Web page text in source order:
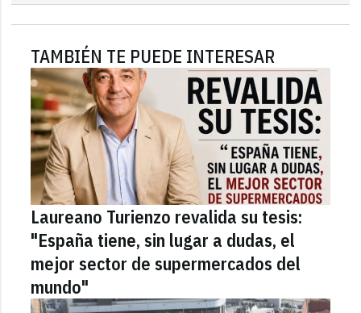
TAMBIÉN TE PUEDE INTERESAR
Laureano Turienzo revalida su tesis:
"España tiene, sin lugar a dudas, el
mejor sector de supermercados del
mundo"